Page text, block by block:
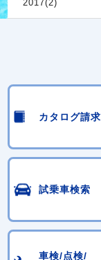
2017(2)
カタログ請求
試乗車検索
車検/点検/